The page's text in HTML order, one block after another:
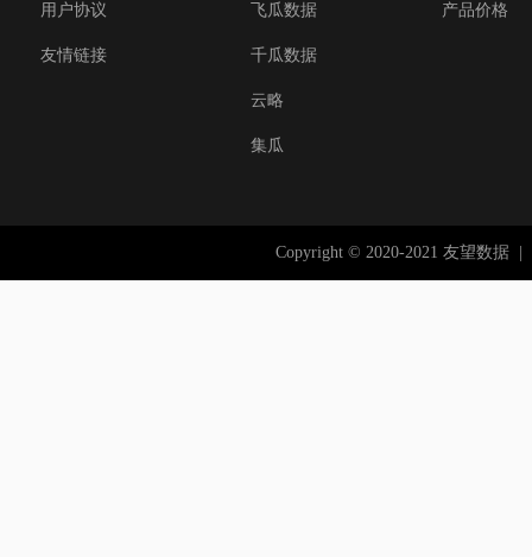
用户协议
友情链接
飞瓜数据
千瓜数据
云略
集瓜
产品价格
Copyright © 2020-2021 友望数据